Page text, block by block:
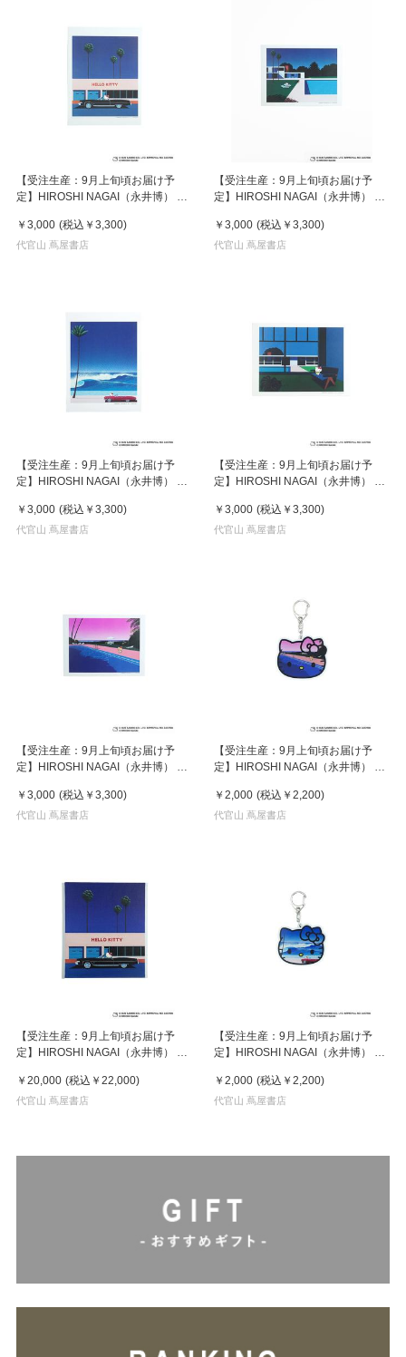
【受注生産：9月上旬頃お届け予
定】HIROSHI NAGAI（永井博） ×
スター / KTHN-PT Untitled 1
￥3,000 (税込 ￥3,300)
代官山 蔦屋書店
【受注生産：9月上旬頃お届け予
定】HIROSHI NAGAI（永井博） ×
スター / KTHN-PT Untitled 3
￥3,000 (税込 ￥3,300)
代官山 蔦屋書店
【受注生産：9月上旬頃お届け予
定】HIROSHI NAGAI（永井博） ×
スター / KTHN-PT Untitled 2
￥3,000 (税込 ￥3,300)
代官山 蔦屋書店
【受注生産：9月上旬頃お届け予
定】HIROSHI NAGAI（永井博） ×
スター / KTHN-PT Untitled 4
￥3,000 (税込 ￥3,300)
代官山 蔦屋書店
【受注生産：9月上旬頃お届け予
定】HIROSHI NAGAI（永井博） ×
スター / KTHN-PT Untitled 5
￥3,000 (税込 ￥3,300)
代官山 蔦屋書店
【受注生産：9月上旬頃お届け予
定】HIROSHI NAGAI（永井博） ×
KEY HOLDER / KTHN-AKF Untitled
5
￥2,000 (税込 ￥2,200)
代官山 蔦屋書店
【受注生産：9月上旬頃お届け予
定】HIROSHI NAGAI（永井博） ×
CANVAS PRINT / KTHN-CP
Untitled 1 ※通常商品との同時購入
￥20,000 (税込 ￥22,000)
代官山 蔦屋書店
【受注生産：9月上旬頃お届け予
定】HIROSHI NAGAI（永井博） ×
KEY HOLDER / KTHN-AKF Untitled
2
￥2,000 (税込 ￥2,200)
代官山 蔦屋書店